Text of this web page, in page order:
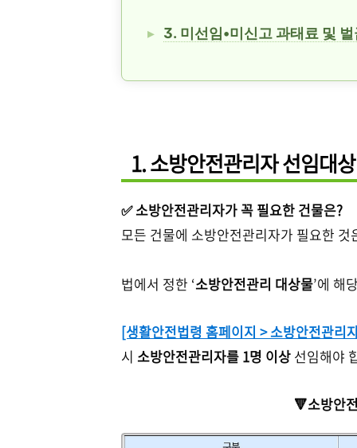
3. 미선임•미신고 과태료 및
1. 소방안전관리자 선임대
✅ 소방안전관리자가 꼭 필요한 건물은?
모든 건물에 소방안전관리자가 필요한
법에서 정한 ‘소방안전관리 대상물’에 해
[생활안전법령 홈페이지 > 소방안전관리
시 소방안전관리자를 1명 이상 선임해야
🔻소방안